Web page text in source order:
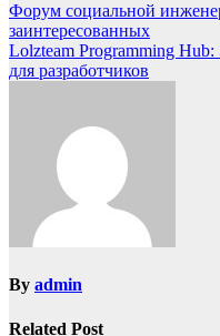
Форум социальной
заинтересованных
Lolzteam Programming
для разработчиков
By admin
Related Post